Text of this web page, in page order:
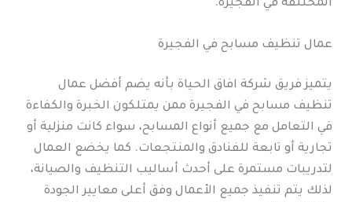
المختلفة في الفجيرة.
عمال تنظيف مسابح في الفجيرة
يتميز فريق شركة افاق الحياة بأنه يضم أفضل عمال
تنظيف مسابح في الفجيرة ممن يمتلكون الخبرة والكفاءة
في التعامل مع جميع أنواع المسابح، سواء كانت منزلية أو
تجارية أو تابعة للفنادق والمنتجعات. كما يخضع العمال
لتدريبات مستمرة على أحدث أساليب التنظيف والصيانة،
لذلك يتم تنفيذ جميع الأعمال وفق أعلى معايير الجودة